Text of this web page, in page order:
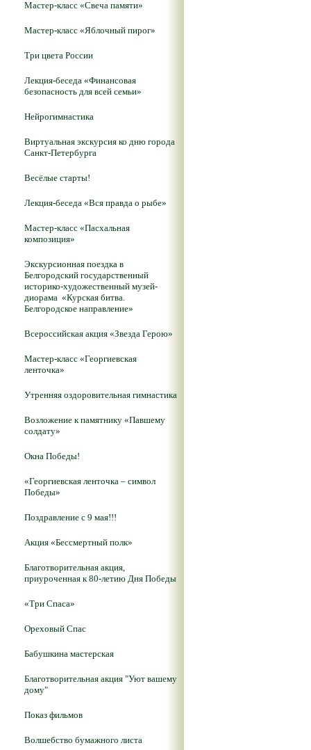
Мастер-класс «Свеча памяти»
Мастер-класс «Яблочный пирог»
Три цвета России
Лекция-беседа «Финансовая
безопасность для всей семьи»
Нейрогимнастика
Виртуальная экскурсия ко дню города
Санкт-Петербурга
Весёлые старты!
Лекция-беседа «Вся правда о рыбе»
Мастер-класс «Пасхальная
композиция»
Экскурсионная поездка в
Белгородский государственный
историко-художественный музей-
диорама «Курская битва.
Белгородское направление»
Всероссийская акция «Звезда Герою»
Мастер-класс «Георгиевская
ленточка»
Утренняя оздоровительная гимнастика
Возложение к памятнику «Павшему
солдату»
Окна Победы!
«Георгиевская ленточка – символ
Победы»
Поздравление с 9 мая!!!
Акция «Бессмертный полк»
Благотворительная акция,
приуроченная к 80-летию Дня Победы
«Три Спаса»
Ореховый Спас
Бабушкина мастерская
Благотворительная акция "Уют вашему
дому"
Показ фильмов
Волшебство бумажного листа